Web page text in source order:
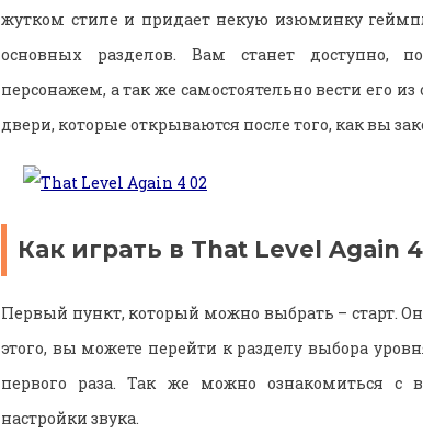
жутком стиле и придает некую изюминку
основных разделов. Вам станет доступно,
персонажем, а так же самостоятельно вести его
двери, которые открываются после того, как вы
Как играть в That Level Again
Первый пункт, который можно выбрать – старт.
этого, вы можете перейти к разделу выбора
первого раза. Так же можно ознакомиться с
настройки звука.